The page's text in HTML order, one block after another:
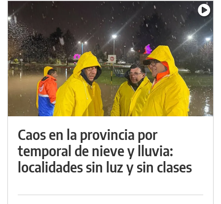
Caos en la provincia por
temporal de nieve y lluvia:
localidades sin luz y sin clases